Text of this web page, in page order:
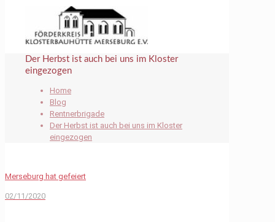
Der Herbst ist auch bei uns im Kloster
eingezogen
Home
Blog
Rentnerbrigade
Der Herbst ist auch bei uns im Kloster
eingezogen
Merseburg hat gefeiert
02/11/2020